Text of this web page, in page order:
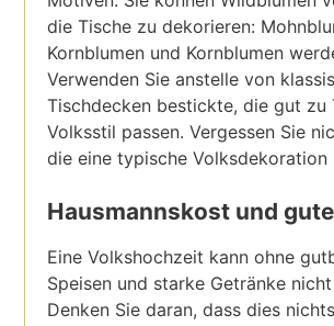
die Tische zu dekorieren:
Kornblumen und Kornblumen
Verwenden Sie anstelle von
Tischdecken bestickte, die gut zu
Volksstil passen. Vergessen Sie
die eine typische Volksdekoration
Hausmannskost und
Eine Volkshochzeit kann ohne
Speisen und starke Getränke
Denken Sie daran, dass dies